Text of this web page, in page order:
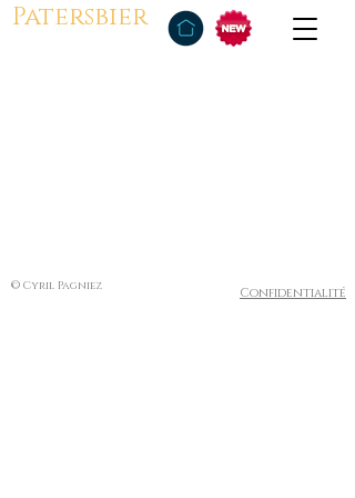
Patersbier
© Cyril Pagniez Confidentialité